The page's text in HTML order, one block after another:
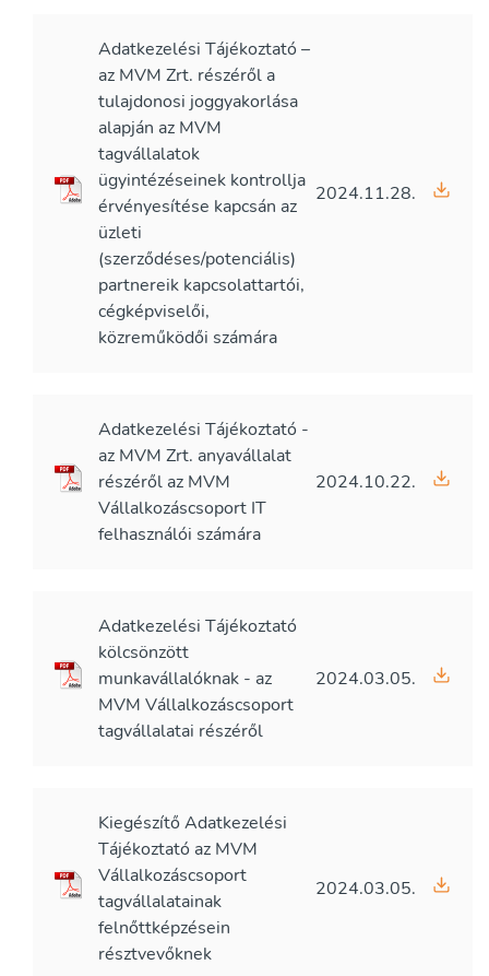
Adatkezelési Tájékoztató –
az MVM Zrt. részéről a
tulajdonosi joggyakorlása
alapján az MVM
tagvállalatok
ügyintézéseinek kontrollja
érvényesítése kapcsán az
üzleti
(szerződéses/potenciális)
partnereik kapcsolattartói,
cégképviselői,
közreműködői számára
2024.11.28.
Adatkezelési Tájékoztató -
az MVM Zrt. anyavállalat
részéről az MVM
Vállalkozáscsoport IT
felhasználói számára
2024.10.22.
Adatkezelési Tájékoztató
kölcsönzött
munkavállalóknak - az
MVM Vállalkozáscsoport
tagvállalatai részéről
2024.03.05.
Kiegészítő Adatkezelési
Tájékoztató az MVM
Vállalkozáscsoport
tagvállalatainak
felnőttképzésein
résztvevőknek
2024.03.05.